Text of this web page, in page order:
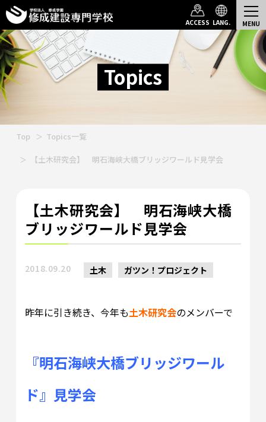
ACCESS LANG.
Topics
Top Topics一覧
【土木研究会】 明石海峡大橋ブリッジワールド見学会
【土木研究会】 明石海峡大橋
ブリッジワールド見学会
2018.09.20 土木 ガツン！プロジェクト
昨年に引き続き、今年も土木研究会のメンバーで
『明石海峡大橋ブリッジワール
ド』見学会